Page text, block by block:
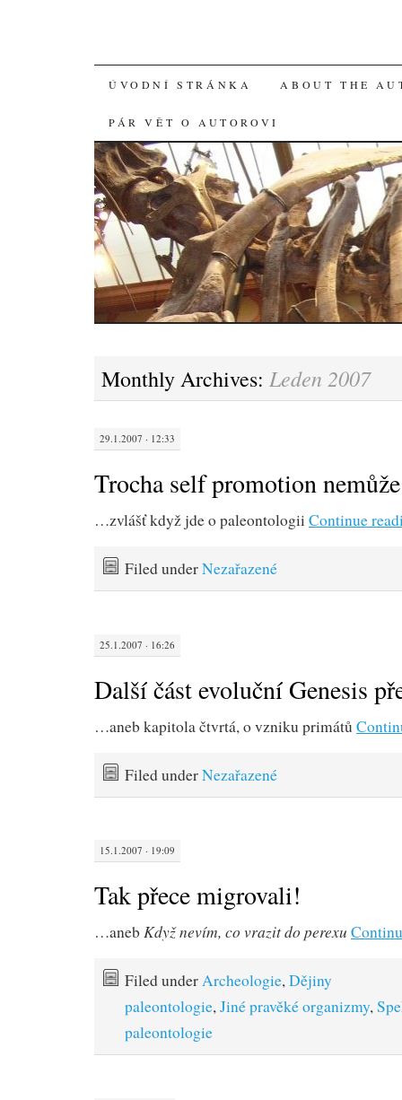
SKIP
TO
CONTENT
ÚVODNÍ STRÁNKA ABOUT THE
PÁR VĚT O AUTOROVI
Monthly Archives: Leden 2007
29.1.2007 · 12:33
Trocha self promotion
…zvlášť když jde o paleontologii Continue
Filed underNezařazené
25.1.2007 · 16:26
Další část evoluční Genesis
…aneb kapitola čtvrtá, o vzniku primátů
Filed underNezařazené
15.1.2007 · 19:09
Tak přece migrovali!
…aneb Když nevím, co vrazit do perexu
Filed underArcheologie,Dějiny
paleontologie,Jiné pravěké organizmy,
paleontologie